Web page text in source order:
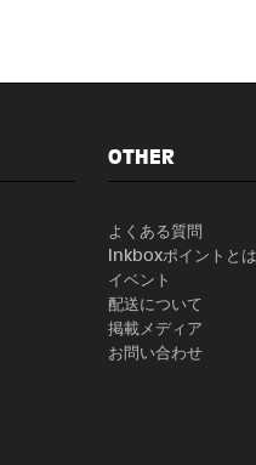
OTHER
よくある質問
Inkboxポイントとは
イベント
配送について
掲載メディア
お問い合わせ